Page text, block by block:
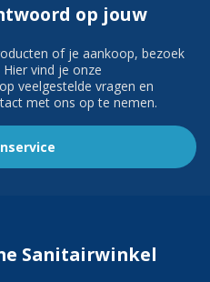
op jouw
of je aankoop, bezoek
vind je onze
veelgestelde vragen en
met ons op te nemen.
Sanitairwinkel